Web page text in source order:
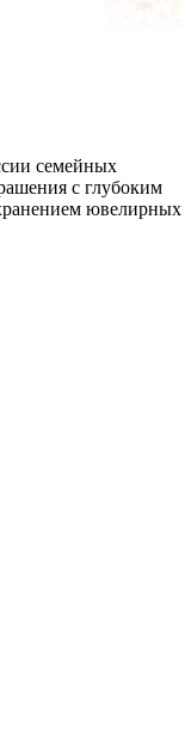
семейных
с глубоким
ювелирных